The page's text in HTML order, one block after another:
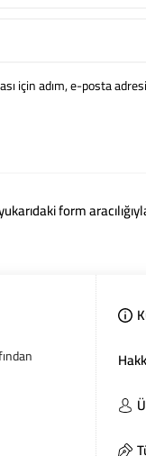
için adım, e-posta
form